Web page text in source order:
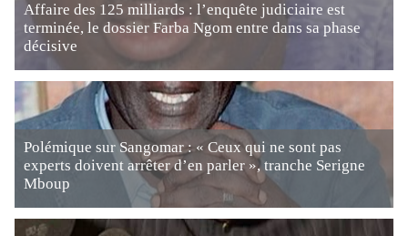
Affaire des 125 milliards : l’enquête judiciaire est
terminée, le dossier Farba Ngom entre dans sa phase
décisive
Polémique sur Sangomar : « Ceux qui ne sont pas
experts doivent arrêter d’en parler », tranche Serigne
Mboup